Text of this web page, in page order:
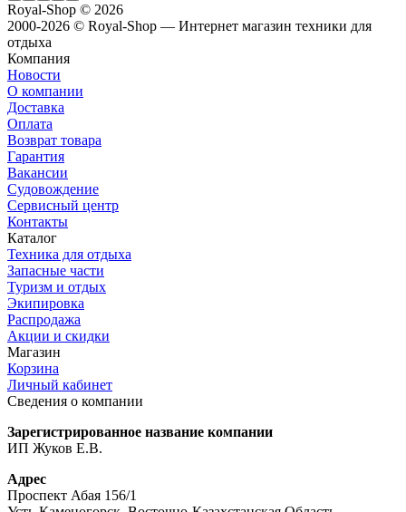
Royal-Shop © 2026
2000-2026 © Royal-Shop — Интернет магазин техники для
отдыха
Компания
Новости
О компании
Доставка
Оплата
Возврат товара
Гарантия
Вакансии
Судовождение
Сервисный центр
Контакты
Каталог
Техника для отдыха
Запасные части
Туризм и отдых
Экипировка
Распродажа
Акции и скидки
Магазин
Корзина
Личный кабинет
Сведения о компании
Зарегистрированное название компании
ИП Жуков Е.В.
Адрес
Проспект Абая 156/1